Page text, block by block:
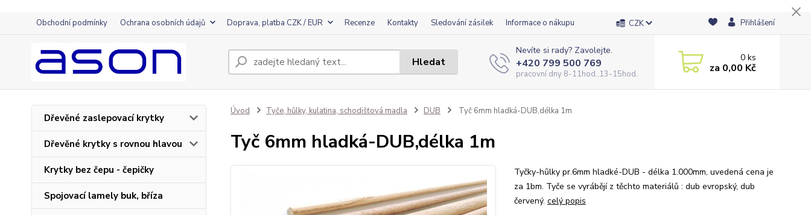
Obchodní podmínky Ochrana osobních údajů Doprava, platba CZK / EUR Recenze Kontakty Sledování zásilek Informace o nákupu CZK Přihlášení
Hledat
Nevíte si rady? Zavolejte.
+420 799 500 769
pracovní dny 8-11hod.,13-15hod.
0ks
za 0,00 Kč
Dřevěné zaslepovací krytky
Dřevěné krytky s rovnou hlavou
Krytky bez čepu - čepičky
Spojovací lamely buk, bříza
Úvod Tyče, hůlky, kulatina, schodišťová madla DUB Tyč 6mm hladká-DUB,délka 1m
Tyč 6mm hladká-DUB,délka 1m
Tyčky-hůlky pr.6mm hladké-DUB - délka 1.000mm, uvedená cena je
za 1bm. Tyče se vyrábějí z těchto materiálů : dub evropský, dub
červený. celý popis